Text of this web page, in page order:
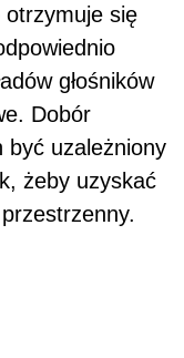
się
głośników
Dobór
być uzależniony
żeby uzyskać